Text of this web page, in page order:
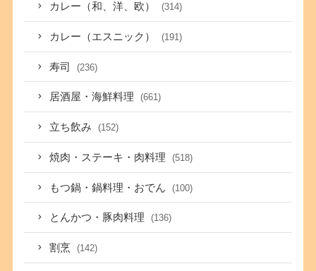
カレー（和、洋、欧） (314)
カレー（エスニック） (191)
寿司 (236)
居酒屋・海鮮料理 (661)
立ち飲み (152)
焼肉・ステーキ・肉料理 (518)
もつ鍋・鍋料理・おでん (100)
とんかつ・豚肉料理 (136)
割烹 (142)